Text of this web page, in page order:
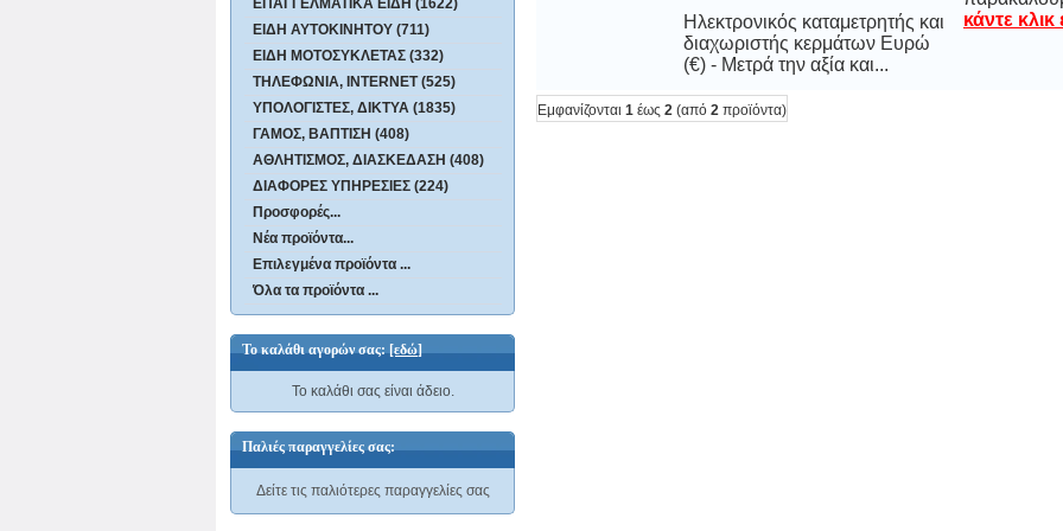
ΕΙΔΗ ΑΥΤΟΚΙΝΗΤΟΥ (711)
ΕΙΔΗ ΜΟΤΟΣΥΚΛΕΤΑΣ (332)
ΤΗΛΕΦΩΝΙΑ, INTERNET (525)
ΥΠΟΛΟΓΙΣΤΕΣ, ΔΙΚΤΥΑ (1835)
ΓΑΜΟΣ, ΒΑΠΤΙΣΗ (408)
ΑΘΛΗΤΙΣΜΟΣ, ΔΙΑΣΚΕΔΑΣΗ (408)
ΔΙΑΦΟΡΕΣ ΥΠΗΡΕΣΙΕΣ (224)
Προσφορές...
Νέα προϊόντα...
Επιλεγμένα προϊόντα ...
Όλα τα προϊόντα ...
Το καλάθι αγορών σας:[εδώ]
Το καλάθι σας είναι άδειο.
Παλιές παραγγελίες σας:
Δείτε τις παλιότερες παραγγελίες σας
Ηλεκτρονικός καταμετρητής και
διαχωριστής κερμάτων Ευρώ
(€) - Μετρά την αξία και...
κάντε
Εμφανίζονται 1 έως 2 (από 2 προϊόντα)